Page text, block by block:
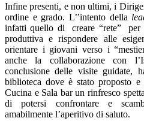
Infine presenti, e non ultimi, i
ordine e grado. L’’intento della
infatti quello di creare “rete” per
produttiva e rispondere alle
orientare i giovani verso i
anche la collaborazione con
conclusione delle visite guidate,
biblioteca dove è stato proposto
Cucina e Sala bar un rinfresco
di potersi confrontare e
amabilmente l’aperitivo di saluto.